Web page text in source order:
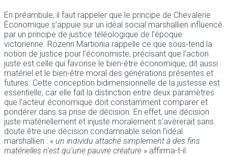
En préambule, il faut rappeler que le principe de Chevalerie
Économique s’appuie sur un idéal social marshallien influencé
par un principe de justice téléologique de l’époque
victorienne. Rozenn Martionia rappelle ce que sous-tend la
notion de justice pour l’économiste, précisant que l’action
juste est celle qui favorise le bien-être économique, dit aussi
matériel et le bien-être moral des générations présentes et
futures. Cette conception bidimensionnelle de la justesse est
essentielle, car elle fait la distinction entre deux paramètres
que l’acteur économique doit constamment comparer et
pondérer dans sa prise de décision. En effet, une décision
juste matériellement et injuste moralement s’avèrerait sans
doute être une décision condamnable selon l’idéal
marshallien : « un individu attaché simplement à des fins
matérielles n’est qu’une pauvre créature » affirma-t-il.